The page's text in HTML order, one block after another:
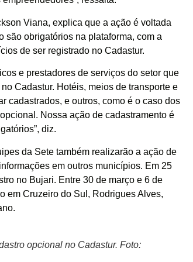
Viana, explica que a ação é voltada
são obrigatórios na plataforma, com a
de ser registrado no Cadastur.
e prestadores de serviços do setor que
Cadastur. Hotéis, meios de transporte e
cadastrados, e outros, como é o caso dos
Nossa ação de cadastramento é
diz.
da Sete também realizarão a ação de
em outros municípios. Em 25
no Bujari. Entre 30 de março e 6 de
em Cruzeiro do Sul, Rodrigues Alves,
opcional no Cadastur. Foto: